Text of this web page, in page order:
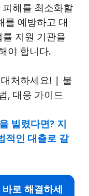
해를 최소화할
를 예방하고 대
지원 기관을
야 합니다.
빌렸다면? 지
적인 대출로 갈
로 해결하세